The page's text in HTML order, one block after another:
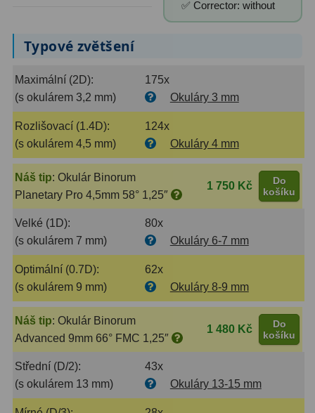
Teploměry a vlhkoměry
Foto stativy
Ostatní179
Literatura11
Lupy
Dárkové poukazy
Kufry a tašky 64
Ostatní6
Bazar11
Dalekohledy8
Okuláry1
Ostatní2
✅ Corrector: without
Typové zvětšení
Maximální (2D):
175x
(s okulárem 3,2 mm)
Okuláry 3 mm
Rozlišovací (1.4D):
124x
(s okulárem 4,5 mm)
Okuláry 4 mm
Náš tip: Okulár Binorum
Planetary Pro 4,5mm 58° 1,25″
1 750 Kč
Do
košíku
Velké (1D):
80x
(s okulárem 7 mm)
Okuláry 6-7 mm
Optimální (0.7D):
62x
(s okulárem 9 mm)
Okuláry 8-9 mm
Náš tip: Okulár Binorum
Advanced 9mm 66° FMC 1,25″
1 480 Kč
Do
košíku
Střední (D/2):
43x
(s okulárem 13 mm)
Okuláry 13-15 mm